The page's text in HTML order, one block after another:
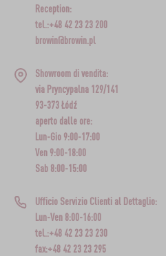
Reception:
tel.:+48 42 23 23 200
browin@browin.pl
Showroom di vendita:
via Pryncypalna 129/141
93-373 Łódź
aperto dalle ore:
Lun-Gio 9:00-17:00
Ven 9:00-18:00
Sab 8:00-15:00
Ufficio Servizio Clienti al Dettaglio:
Lun-Ven 8:00-16:00
tel.:+48 42 23 23 230
fax:+48 42 23 23 295